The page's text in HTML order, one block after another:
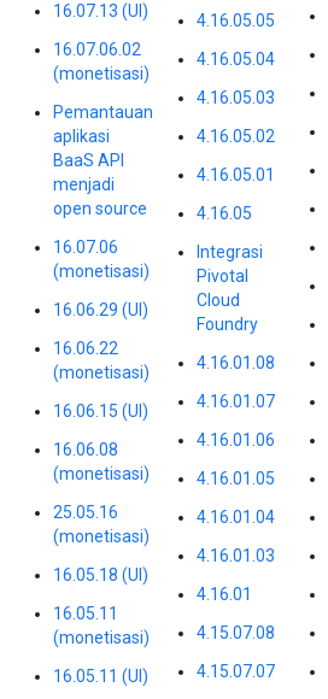
16.07.13 (UI)
16.07.06.02
(monetisasi)
Pemantauan
aplikasi
BaaS API
menjadi
open source
16.07.06
(monetisasi)
16.06.29 (UI)
16.06.22
(monetisasi)
16.06.15 (UI)
16.06.08
(monetisasi)
25.05.16
(monetisasi)
16.05.18 (UI)
16.05.11
(monetisasi)
16.05.11 (UI)
4.16.05.05
4.16.05.04
4.16.05.03
4.16.05.02
4.16.05.01
4.16.05
Integrasi
Pivotal
Cloud
Foundry
4.16.01.08
4.16.01.07
4.16.01.06
4.16.01.05
4.16.01.04
4.16.01.03
4.16.01
4.15.07.08
4.15.07.07